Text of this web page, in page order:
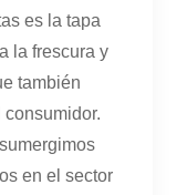
es la tapa
la frescura y
también
en el sector